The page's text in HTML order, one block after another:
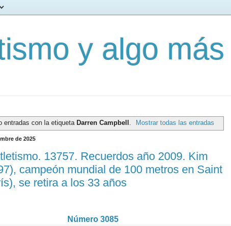
y algo más
entradas con la etiqueta Darren Campbell Mostrar todas las entradas
de 2025
13757. Recuerdos año 2009. Kim
campeón mundial de 100 metros en Saint
se retira a los 33 años
Número 3085